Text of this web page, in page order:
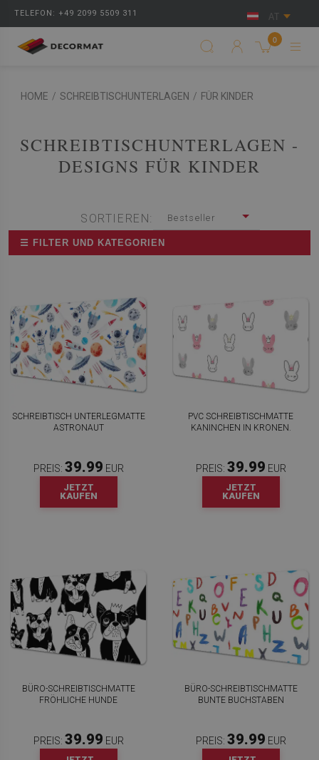
TELEFON: +49 2099 5509 311 AT
0
HOME / SCHREIBTISCHUNTERLAGEN / FÜR KINDER
SCHREIBTISCHUNTERLAGEN -
DESIGNS FÜR KINDER
SORTIEREN: Bestseller
☰ FILTER UND KATEGORIEN
SCHREIBTISCH UNTERLEGMATTE
ASTRONAUT
PREIS: 39.99 EUR
JETZT
KAUFEN
PVC SCHREIBTISCHMATTE
KANINCHEN IN KRONEN.
PREIS: 39.99 EUR
JETZT
KAUFEN
BÜRO-SCHREIBTISCHMATTE
FRÖHLICHE HUNDE
PREIS: 39.99 EUR
BÜRO-SCHREIBTISCHMATTE
BUNTE BUCHSTABEN
PREIS: 39.99 EUR